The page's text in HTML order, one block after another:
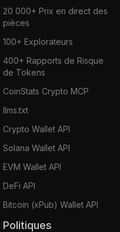
20 000+ Prix en direct des
pièces
100+ Explorateurs
400+ Rapports de Risque
de Tokens
CoinStats Crypto MCP
llms.txt
Crypto Wallet API
Solana Wallet API
EVM Wallet API
DeFi API
Bitcoin (xPub) Wallet API
Politiques